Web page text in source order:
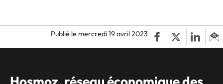
Publié le mercredi 19 avril 2023